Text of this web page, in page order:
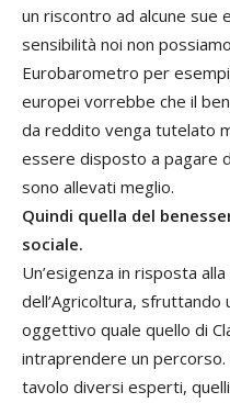
un riscontro ad alcune sue
sensibilità noi non
Eurobarometro per
europei vorrebbe che il
da reddito venga tutelato
essere disposto a pagare
sono allevati meglio.
Quindi quella del
sociale.
Un’esigenza in risposta
dell’Agricoltura, sfruttando
oggettivo quale quello di
intraprendere un
tavolo diversi esperti,